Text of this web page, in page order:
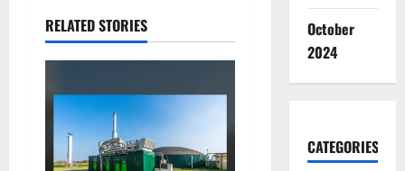
RELATED STORIES
October
2024
CATEGORIES